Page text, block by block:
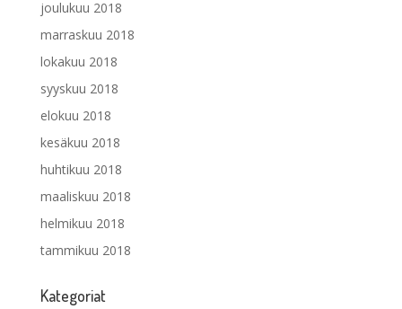
joulukuu 2018
marraskuu 2018
lokakuu 2018
syyskuu 2018
elokuu 2018
kesäkuu 2018
huhtikuu 2018
maaliskuu 2018
helmikuu 2018
tammikuu 2018
Kategoriat